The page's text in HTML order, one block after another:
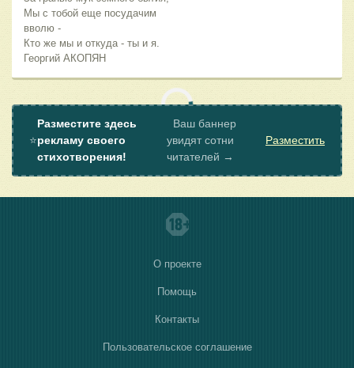
Мы с тобой еще посудачим
вволю -
Кто же мы и откуда - ты и я.
Георгий АКОПЯН
⭐
Разместите здесь
рекламу своего
стихотворения!
Ваш баннер
увидят сотни
читателей →
Разместить
О проекте
Помощь
Контакты
Пользовательское соглашение